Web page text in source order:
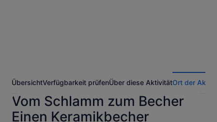
ÜbersichtVerfügbarkeit prüfenÜber diese AktivitätOrt der
Vom Schlamm zum Becher
Einen Keramikbecher